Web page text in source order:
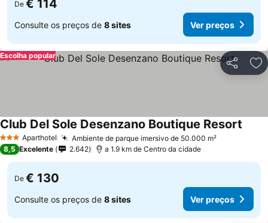
De € 114
Consulte os preços de 8 sites Ver preços
Partilhar
Escolha popular
3 EstrelasAparthotel Ambiente de parque imersivo de 50.000 m²Ver preços
Club Del Sole Desenzano Boutique Resort
8,5 Excelente 2.642 a 1.9 km de Centro da cidade
De € 130
Consulte os preços de 8 sites Ver preços